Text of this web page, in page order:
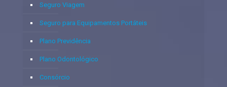
Seguro Viagem
Seguro para Equipamentos Portáteis
Plano Previdência
Plano Odontológico
Consórcio